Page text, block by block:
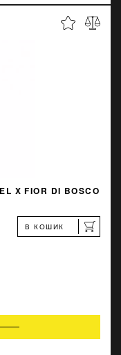
X FIOR DI BOSCO
В КОШИК